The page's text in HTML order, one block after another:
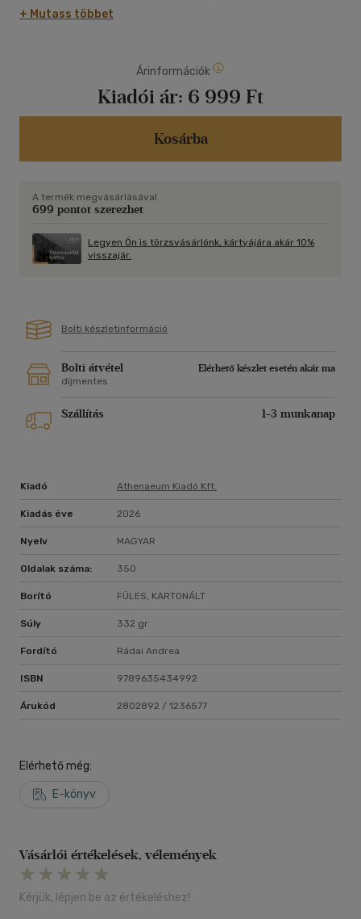
érzi magát a gyerekek sorsáért. A legnagyobb titokban és
nem törődve a veszéllyel több, mint hatszáz gyereket
szívszorító igaz történetét dolgozza fel, aki mindent kockára
tett, hogy több száz gyermeket mentsen meg a halál
+ Mutass többet
Árinformációk
Kiadói ár: 6 999 Ft
Kosárba
A termék megvásárlásával
699 pontot szerezhet
Legyen Ön is törzsvásárlónk, kártyájára akár 10%
visszajár.
Bolti készletinformáció
Bolti átvétel
Elérhető készlet esetén akár ma
díjmentes
Szállítás 1-3 munkanap
Kiadó Athenaeum Kiadó Kft.
Kiadás éve 2026
Nyelv MAGYAR
Oldalak száma: 350
Borító FÜLES, KARTONÁLT
Súly 332 gr
Fordító Rádai Andrea
ISBN 9789635434992
Árukód 2802892 / 1236577
Elérhető még:
E-könyv
Vásárlói értékelések, vélemények
Kérjük, lépjen be az értékeléshez!